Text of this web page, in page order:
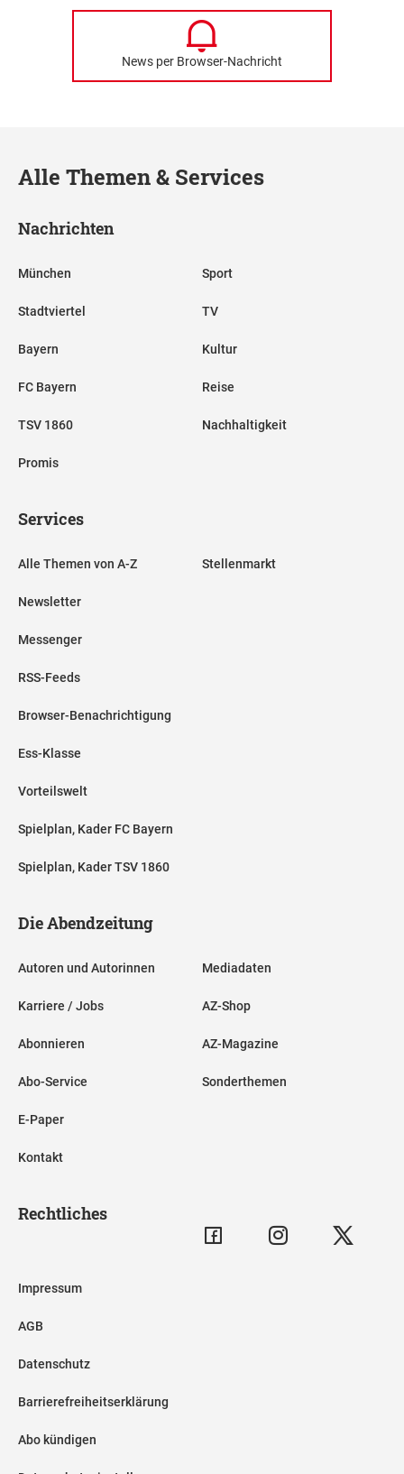
News per Browser-Nachricht
Alle Themen & Services
Nachrichten
München
Stadtviertel
Bayern
FC Bayern
TSV 1860
Promis
Sport
TV
Kultur
Reise
Nachhaltigkeit
Services
Alle Themen von A-Z
Newsletter
Messenger
RSS-Feeds
Browser-Benachrichtigung
Ess-Klasse
Vorteilswelt
Spielplan, Kader FC Bayern
Spielplan, Kader TSV 1860
Stellenmarkt
Die Abendzeitung
Autoren und Autorinnen
Karriere / Jobs
Abonnieren
Abo-Service
E-Paper
Kontakt
Mediadaten
AZ-Shop
AZ-Magazine
Sonderthemen
Rechtliches
Impressum
AGB
Datenschutz
Barrierefreiheitserklärung
Abo kündigen